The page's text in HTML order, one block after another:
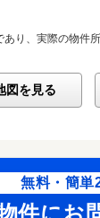
り、実際の物件
図を見る
無料・簡単
件にお